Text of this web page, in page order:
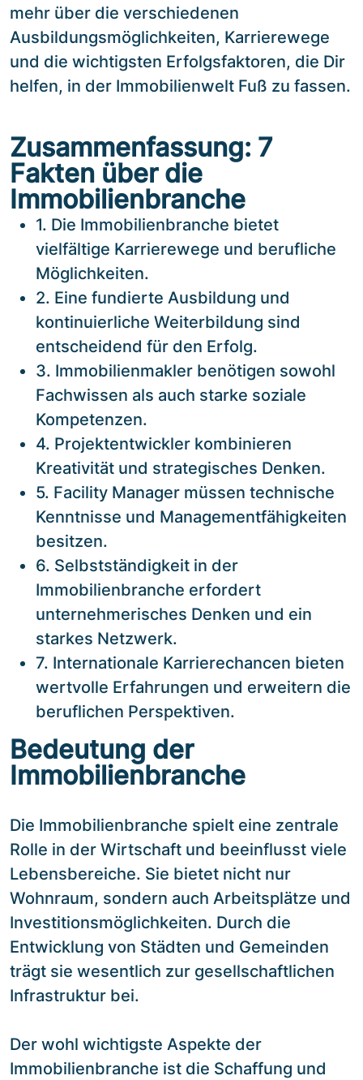
mehr über die verschiedenen
Ausbildungsmöglichkeiten, Karrierewege
und die wichtigsten Erfolgsfaktoren, die Dir
helfen, in der Immobilienwelt Fuß zu fassen.
Zusammenfassung: 7
Fakten über die
Immobilienbranche
1. Die Immobilienbranche bietet
vielfältige Karrierewege und berufliche
Möglichkeiten.
2. Eine fundierte Ausbildung und
kontinuierliche Weiterbildung sind
entscheidend für den Erfolg.
3. Immobilienmakler benötigen sowohl
Fachwissen als auch starke soziale
Kompetenzen.
4. Projektentwickler kombinieren
Kreativität und strategisches Denken.
5. Facility Manager müssen technische
Kenntnisse und Managementfähigkeiten
besitzen.
6. Selbstständigkeit in der
Immobilienbranche erfordert
unternehmerisches Denken und ein
starkes Netzwerk.
7. Internationale Karrierechancen bieten
wertvolle Erfahrungen und erweitern die
beruflichen Perspektiven.
Bedeutung der
Immobilienbranche
Die Immobilienbranche spielt eine zentrale
Rolle in der Wirtschaft und beeinflusst viele
Lebensbereiche. Sie bietet nicht nur
Wohnraum, sondern auch Arbeitsplätze und
Investitionsmöglichkeiten. Durch die
Entwicklung von Städten und Gemeinden
trägt sie wesentlich zur gesellschaftlichen
Infrastruktur bei.
Der wohl wichtigste Aspekte der
Immobilienbranche ist die Schaffung und